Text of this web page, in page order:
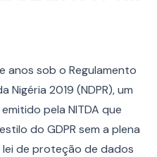
anos sob o Regulamento
2019 (NDPR), um
pela NITDA que
do GDPR sem a plena
de proteção de dados